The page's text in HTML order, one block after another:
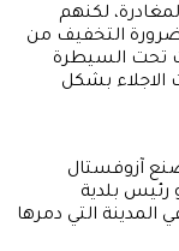
لكنهم
التخفيف من
تحت السيطرة
الاجلاء بشكل
من 200 مدني في مصنع آزوفستال
بلدية
مدني إجمالا في المدينة التي دمرها